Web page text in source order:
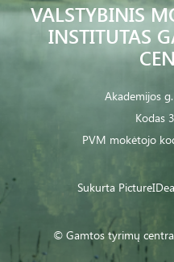
VALSTYBINIS
INSTITUTAS
Akademijos
Kodas
PVM mokėtojo
© Gamtos tyrimų
Sukurta